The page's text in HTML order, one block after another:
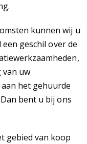
kunnen wij u
geschil over de
uw
het gehuurde
bent u bij ons
gebied van koop